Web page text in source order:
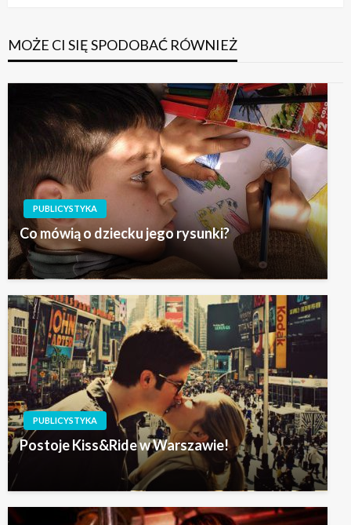
MOŻE CI SIĘ SPODOBAĆ RÓWNIEŻ
PUBLICYSTYKA
Co mówią o dziecku jego rysunki?
PUBLICYSTYKA
Postoje Kiss&Ride w Warszawie!